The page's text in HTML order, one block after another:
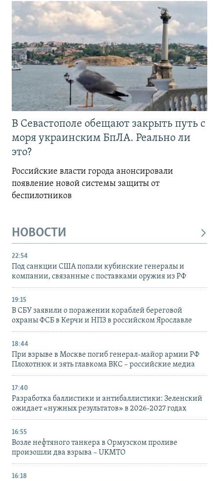
В Севастополе обещают закрыть путь с
моря украинским БпЛА. Реально ли
это?
Российские власти города анонсировали
появление новой системы защиты от
беспилотников
НОВОСТИ
22:54
Под санкции США попали кубинские генералы и
компании, связанные с поставками оружия из РФ
19:15
В СБУ заявили о поражении кораблей береговой
охраны ФСБ в Керчи и НПЗ в российском Ярославле
18:44
При взрыве в Москве погиб генерал-майор армии РФ
Плохотнюк и зять главкома ВКС – российские медиа
17:40
Разработка баллистики и антибаллистики: Зеленский
ожидает «нужных результатов» в 2026-2027 годах
16:55
Возле нефтяного танкера в Ормузском проливе
произошли два взрыва – UKMTO
16:18